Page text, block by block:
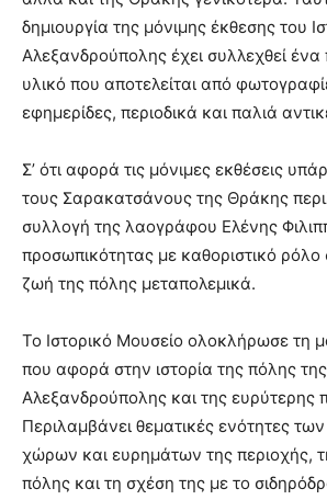
δημιουργία της μόνιμης έκθεσης του
Αλεξανδρούπολης έχει συλλεχθεί ένα
υλικό που αποτελείται από
εφημερίδες, περιοδικά και παλιά
Σ’ ότι αφορά τις μόνιμες εκθέσεις
τους Σαρακατσάνους της Θράκης
συλλογή της λαογράφου Ελένης
προσωπικότητας με καθοριστικό ρόλο
ζωή της πόλης μεταπολεμικά.
Το Ιστορικό Μουσείο ολοκλήρωσε τη
που αφορά στην ιστορία της πόλης της
Αλεξανδρούπολης και της ευρύτερης
Περιλαμβάνει θεματικές ενότητες
χώρων και ευρημάτων της περιοχής,
πόλης και τη σχέση της με το